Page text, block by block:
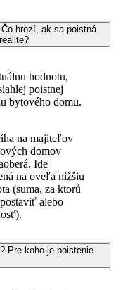
hrozí, ak sa poistná
hodnotu,
poistnej
bytového domu.
na majiteľov
domov
Ide
na oveľa nižšiu
(suma, za ktorú
alebo
Pre koho je poistenie